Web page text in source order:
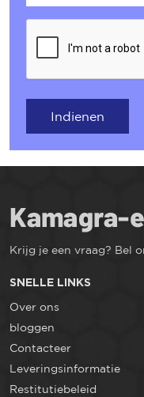
Indienen
Krijg je een vraag? Bel
SNELLE LINKS
Over ons
bloggen
Contacteer
Leveringsinformatie
Restitutiebeleid